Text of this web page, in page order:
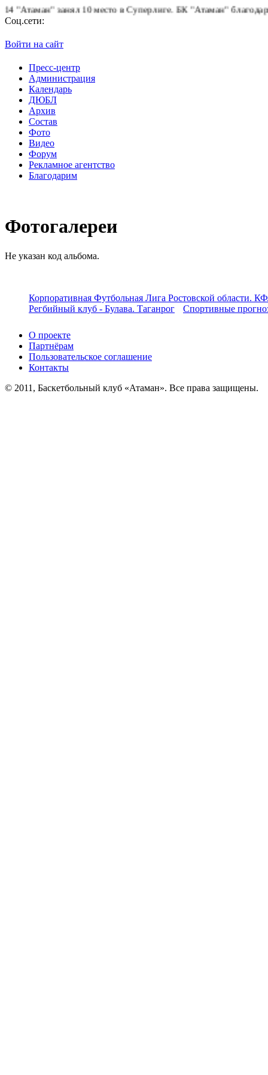
занял 10 место в Суперлиге.БК "Атаман" благодарит
Соц.сети:
Войти на сайт
Пресс-центр
Администрация
Календарь
ДЮБЛ
Архив
Состав
Фото
Видео
Форум
Рекламное агентство
Благодарим
Фотогалереи
Не указан код альбома.
Корпоративная Футбольная Лига Ростовской области.
Регбийный клуб - Булава. Таганрог
Спортивные
О проекте
Партнёрам
Пользовательское соглашение
Контакты
© 2011, Баскетбольный клуб «Атаман». Все права защищены.